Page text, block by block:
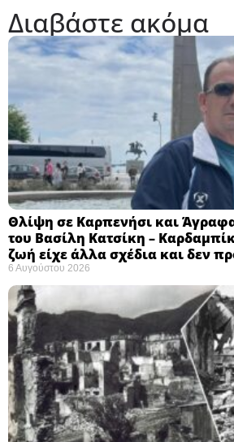
Διαβάστε ακόμα
Θλίψη σε Καρπενήσι και
του Βασίλη Κατσίκη –
ζωή είχε άλλα σχέδια και δεν
6 Αυγούστου 2026